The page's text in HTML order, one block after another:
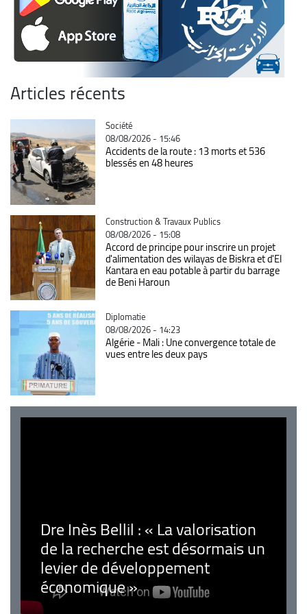
Articles récents
Catégorie
Société
08/08/2026 - 15:46
Accidents de la route : 13 morts et 536
blessés en 48 heures
Catégorie
Construction & Travaux Publics
08/08/2026 - 15:08
Accord de principe pour inscrire un projet
d'alimentation des wilayas de Biskra et d'El
Kantara en eau potable à partir du barrage
de Beni Haroun
Catégorie
Diplomatie
08/08/2026 - 14:23
Algérie - Mali : Une convergence totale de
vues entre les deux pays
Dre Inès Bellil : « La valorisation
de la recherche est désormais un
levier de développement
économique »